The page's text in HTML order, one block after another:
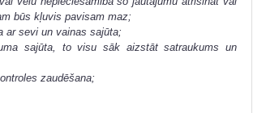
būs kļuvis pavisam maz;
ar sevi un vainas sajūta;
sajūta, to visu sāk aizstāt satraukums un
zaudēšana;